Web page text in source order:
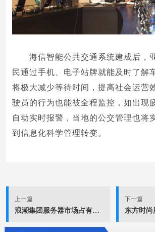
海信智能公共交通系统建成后，
民通过手机、电子站牌就能及时了解
将极大减少等待时间，提高社会运营
驶员的行为也能被全程监控，如出现
自动实时报警，当地的公交管理也将
到信息化科学管理转变。
上一篇
浪潮集团服务器市场占有率全球领先
下一篇